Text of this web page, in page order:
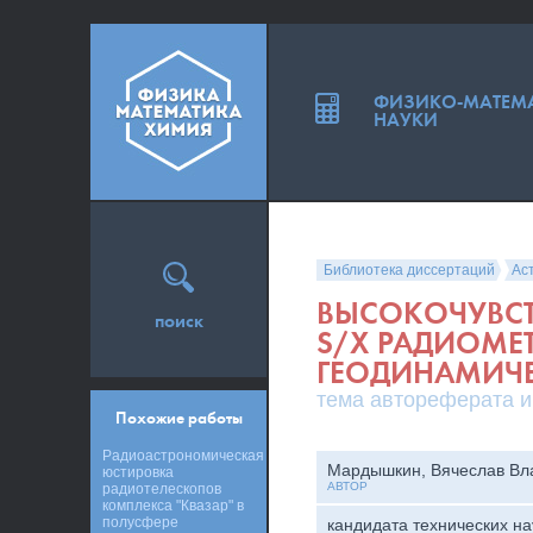
Библиотека диссертаций
S/X
тема автореферата
Мардышкин, Вячеслав
АВТОР
кандидата технических
поиск
Похожие работы
Радиоастрономическая
юстировка
радиотелескопов
комплекса "Квазар" в
полусфере
ФИЗИКО-
НАУКИ